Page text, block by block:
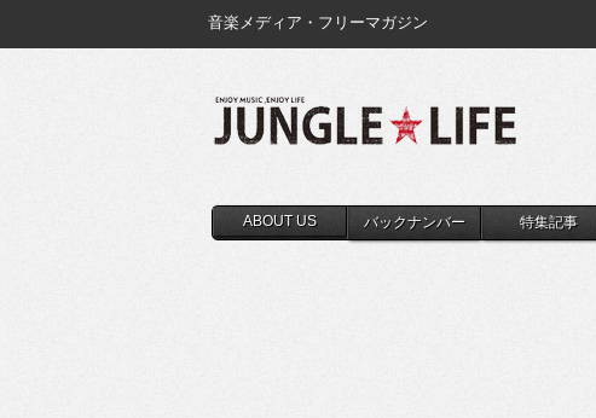
音楽メディア・フリーマガジン
ABOUT US バックナンバー 特集記事